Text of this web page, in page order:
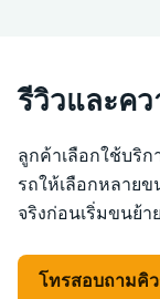
รีวิวและค
ลูกค้าเลือกใช้บริ
รถให้เลือกหลาย
จริงก่อนเริ่มขนย้าย
โทรสอบถามคิ